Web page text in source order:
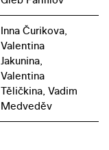
Inna Čurikova,
Valentina
Jakunina,
Valentina
Těličkina, Vadim
Medveděv